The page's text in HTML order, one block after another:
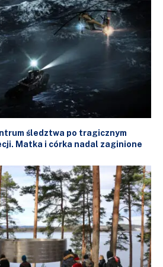
śledztwa po tragicznym
Matka i córka nadal zaginione